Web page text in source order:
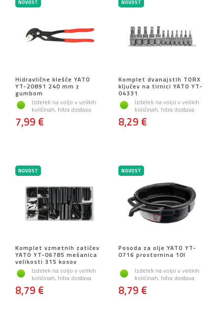
NOVOST
Hidravlične klešče YATO
YT-20891 240 mm z
gumbom
Izdelek na voljo v velikih
količinah, hitra dostava
7,99 €
NOVOST
Komplet dvanajstih TORX
ključev na tirnici YATO YT-
04331
Izdelek na voljo v velikih
količinah, hitra dostava
8,29 €
NOVOST
Komplet vzmetnih zatičev
YATO YT-06785 mešanica
velikosti 315 kosov
Izdelek na voljo v velikih
količinah, hitra dostava
8,79 €
NOVOST
Posoda za olje YATO YT-
0716 prostornina 10l
Izdelek na voljo v velikih
količinah, hitra dostava
8,79 €